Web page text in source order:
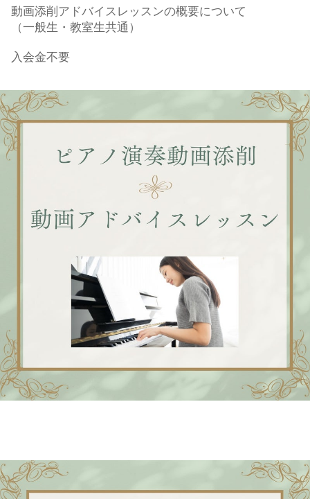
動画添削アドバイスレッスンの概要について
（一般生・教室生共通）
入会金不要